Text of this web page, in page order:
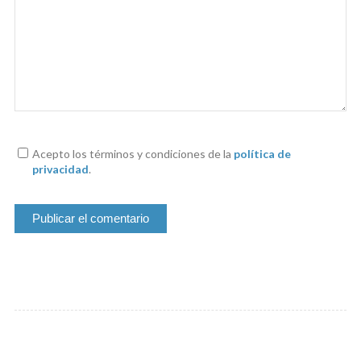
Acepto los términos y condiciones de la política de
privacidad.